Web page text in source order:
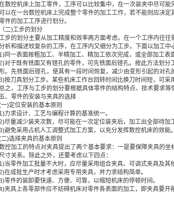
数控机床上加工零件，工序可以比较集中，在一次装夹中尽可
可以在一台数控机床上完成整个零件的加工工作，若不能则应决
件的加工工序进行划分。
（二)工步的划分
步的划分主要从加工精度和效率两方面考虑。在一个工序内往
析和描述较复杂的工序，在工序内又细分为工步。下面以加工中
1)同一表面按粗加工、半精加工、精加工依次完成，或全部加工表
对于既有铣面又有镗孔的零件，可先铣面后镗孔。按此方法划
。先铣面后镗孔，使其有一段时间恢复，减少由变形引起的对孔
按刀具划分工步。某些机床工作台回转时间比换刀时间短，可采
之，工序与工步的划分要根据具体零件的结构特点、技术要求等
、零件的安装与夹具的选择
一)定位安装的基本原则
1)力求设计、工艺与编程计算的基准统一。
尽量减少装夹次数，尽可能在一次定位装夹后，加工出全部待加
避免采用占机人工调整式加工方案，以充分发挥数控机床的效能。
二)选择夹具的基本原则
控加工的特点对夹具提出了两个基本要求：一是要保障夹具的
寸关系。除此之外，还要考虑以下四点：
1)当零件加工批量不大时，应尽量采用组合夹具、可调式夹具及其
在成批生产时才考虑采用专用夹具，并力求结构简单。
零件的装卸要快速、方便、可靠，以缩短机床的停顿时间。
夹具上各零部件应不妨碍机床对零件各表面的加工，即夹具要开